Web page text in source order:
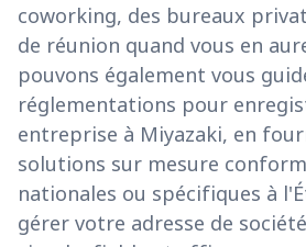
coworking, des bureaux
de réunion quand vous en
pouvons également vous
réglementations pour
entreprise à Miyazaki, en
solutions sur mesure
nationales ou spécifiques à
gérer votre adresse de